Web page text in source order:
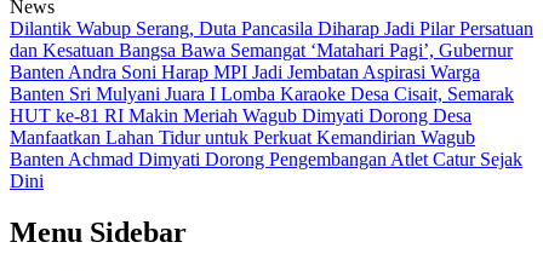
News
Dilantik Wabup Serang, Duta Pancasila Diharap Jadi Pilar Persatuan
dan Kesatuan Bangsa Bawa Semangat ‘Matahari Pagi’, Gubernur
Banten Andra Soni Harap MPI Jadi Jembatan Aspirasi Warga
Banten Sri Mulyani Juara I Lomba Karaoke Desa Cisait, Semarak
HUT ke-81 RI Makin Meriah Wagub Dimyati Dorong Desa
Manfaatkan Lahan Tidur untuk Perkuat Kemandirian Wagub
Banten Achmad Dimyati Dorong Pengembangan Atlet Catur Sejak
Dini
Menu Sidebar